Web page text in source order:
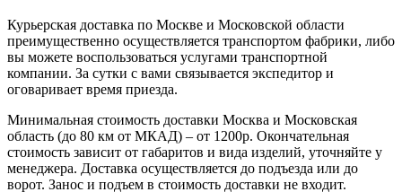
Курьерская доставка по Москве и Московской области
преимущественно осуществляется транспортом фабрики, либо
вы можете воспользоваться услугами транспортной
компании. За сутки с вами связывается экспедитор и
оговаривает время приезда.
Минимальная стоимость доставки Москва и Московская
область (до 80 км от МКАД) – от 1200р. Окончательная
стоимость зависит от габаритов и вида изделий, уточняйте у
менеджера. Доставка осуществляется до подъезда или до
ворот. Занос и подъем в стоимость доставки не входит.